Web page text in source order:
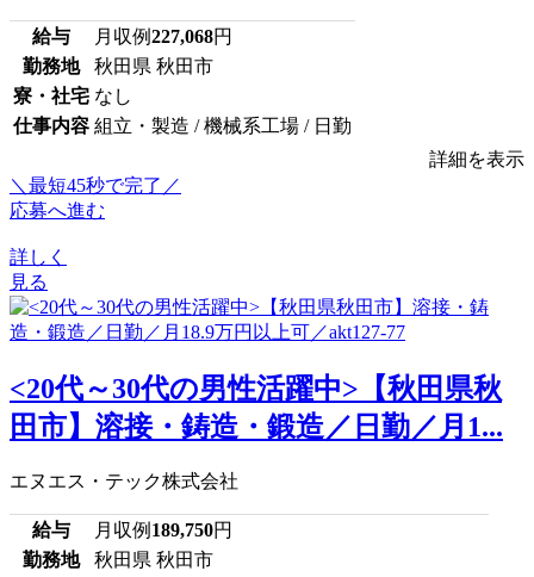
給与 月収例227,068円
勤務地
秋田県 秋田市
寮・社宅 なし
仕事内容 組立・製造 / 機械系工場 / 日勤
詳細を表示
＼最短45秒で完了／
応募へ進む
詳しく
見る
<20代～30代の男性活躍中>【秋田県秋
田市】溶接・鋳造・鍛造／日勤／月1...
エヌエス・テック株式会社
給与 月収例 189,750円
勤務地
秋田県 秋田市